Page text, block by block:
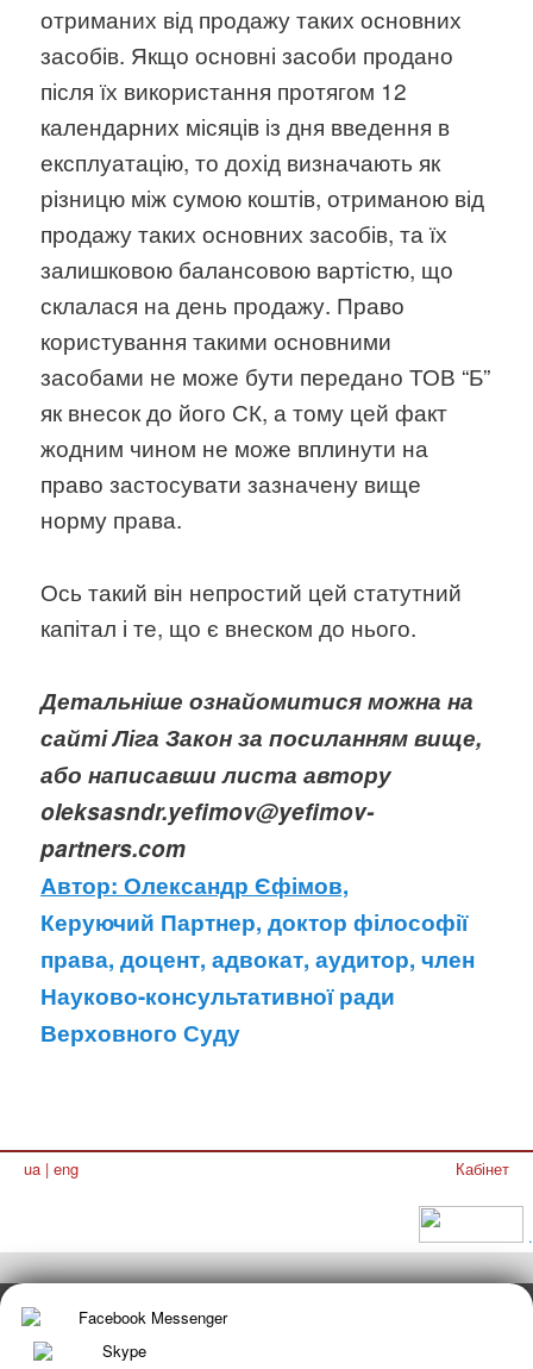
отриманих від продажу таких основних
засобів. Якщо основні засоби продано
після їх використання протягом 12
календарних місяців із дня введення в
експлуатацію, то дохід визначають як
різницю між сумою коштів, отриманою від
продажу таких основних засобів, та їх
залишковою балансовою вартістю, що
склалася на день продажу. Право
користування такими основними
засобами не може бути передано ТОВ “Б”
як внесок до його СК, а тому цей факт
жодним чином не може вплинути на
право застосувати зазначену вище
норму права.
Ось такий він непростий цей статутний
капітал і те, що є внеском до нього.
Детальніше ознайомитися можна на
сайті Ліга Закон за посиланням вище,
або написавши листа автору
oleksasndr.yefimov@yefimov-
partners.com
Автор: Олександр Єфімов,
Керуючий Партнер, доктор філософії
права, доцент, адвокат, аудитор, член
Науково-консультативної ради
Верховного Суду
ua | eng Кабінет
.
Facebook Messenger
Skype